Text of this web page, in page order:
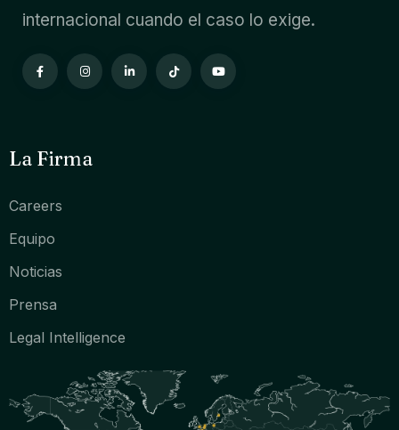
internacional cuando el caso lo exige.
La Firma
Careers
Equipo
Noticias
Prensa
Legal Intelligence